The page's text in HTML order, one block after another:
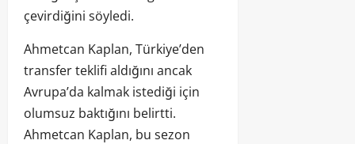
çevirdiğini söyledi.
Ahmetcan Kaplan, Türkiye’den
transfer teklifi aldığını ancak
Avrupa’da kalmak istediği için
olumsuz baktığını belirtti.
Ahmetcan Kaplan, bu sezon